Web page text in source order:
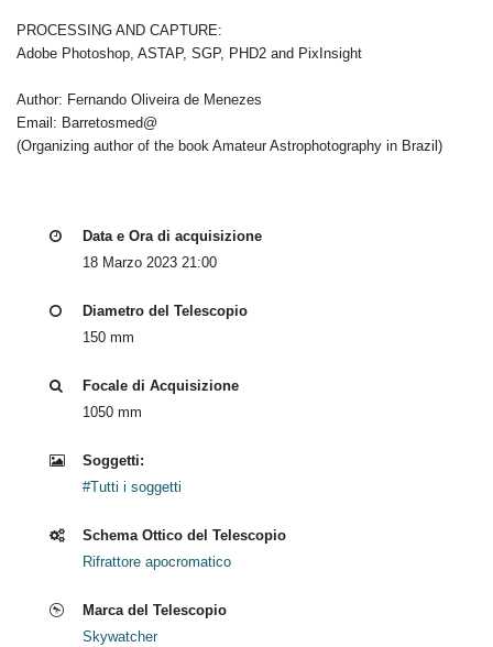
PROCESSING AND CAPTURE:
Adobe Photoshop, ASTAP, SGP, PHD2 and PixInsight
Author: Fernando Oliveira de Menezes
Email: Barretosmed@
(Organizing author of the book Amateur Astrophotography in Brazil)
Data e Ora di acquisizione
18 Marzo 2023 21:00
Diametro del Telescopio
150 mm
Focale di Acquisizione
1050 mm
Soggetti:
#Tutti i soggetti
Schema Ottico del Telescopio
Rifrattore apocromatico
Marca del Telescopio
Skywatcher